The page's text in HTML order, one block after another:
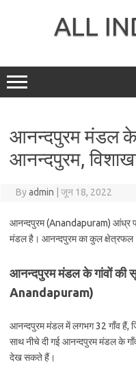
ALL
आनन्दपुरम मंडल के
आनन्दपुरम,
Byadmin जून 18, 2022
आनन्दपुरम (Anandapuram) आंध्र
मंडल है। आनन्दपुरम का कुल क्षेत्रफल
आनन्दपुरम मंडल के गांवों की
Anandapuram)
आनन्दपुरम मंडल में लगभग 32 गाँव हैं,
साथ नीचे दी गई आनन्दपुरम मंडल के
देख सकते हैं।